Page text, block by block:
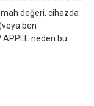
mah değeri, cihazda
ben
APPLE neden bu